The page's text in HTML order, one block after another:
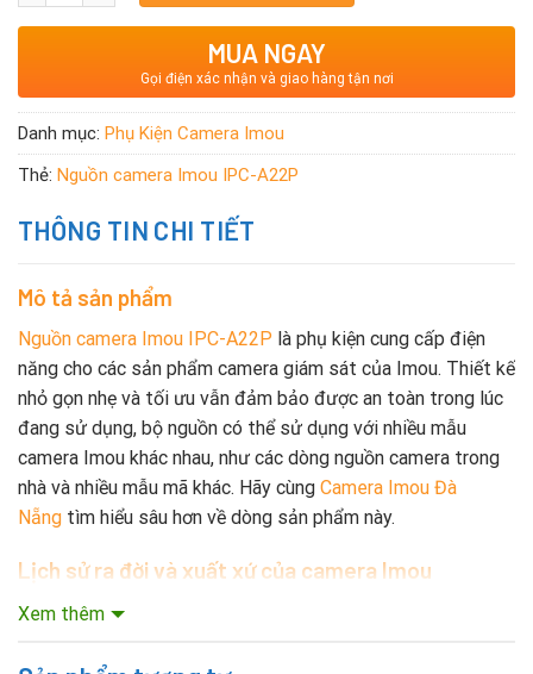
MUA NGAY
Gọi điện xác nhận và giao hàng tận nơi
Danh mục: Phụ Kiện Camera Imou
Thẻ: Nguồn camera Imou IPC-A22P
THÔNG TIN CHI TIẾT
Mô tả sản phẩm
Nguồn camera Imou IPC-A22P là phụ kiện cung cấp điện
năng cho các sản phẩm camera giám sát của Imou. Thiết kế
nhỏ gọn nhẹ và tối ưu vẫn đảm bảo được an toàn trong lúc
đang sử dụng, bộ nguồn có thể sử dụng với nhiều mẫu
camera Imou khác nhau, như các dòng nguồn camera trong
nhà và nhiều mẫu mã khác. Hãy cùng Camera Imou Đà
Nẵng tìm hiểu sâu hơn về dòng sản phẩm này.
Lịch sử ra đời và xuất xứ của camera Imou
Qua hơn 15 năm hình thành và phát triển, công ty camera
Xem thêm